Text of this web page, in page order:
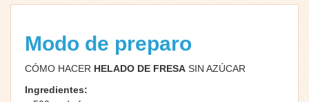
Modo de preparo
CÓMO HACER HELADO DE FRESA SIN AZÚCAR
Ingredientes: